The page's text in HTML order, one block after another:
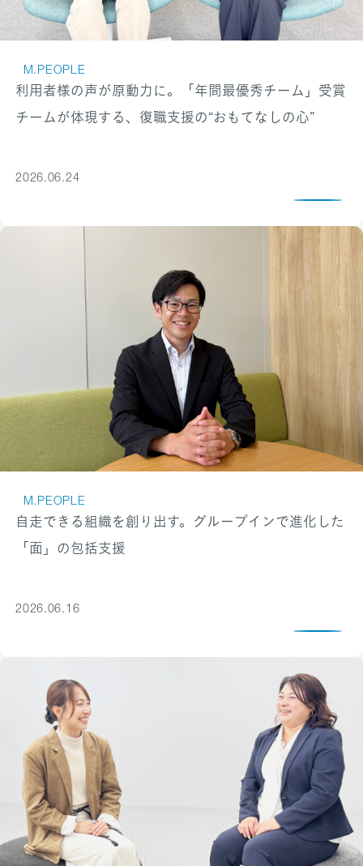
M.PEOPLE
利用者様の声が原動力に。「年間最優秀チーム」受賞
チームが体現する、復職支援の“おもてなしの心”
2026.06.24
M.PEOPLE
自走できる組織を創り出す。グループインで進化した
「面」の包括支援
2026.06.16